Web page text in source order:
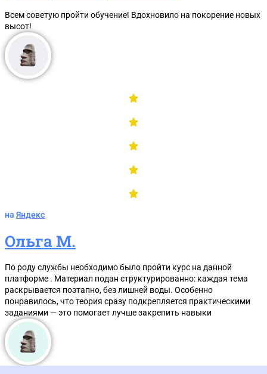
Всем советую пройти обучение! Вдохновило на покорение новых
высот!
на Яндекс
Ольга М.
По роду службы необходимо было пройти курс на данной
платформе . Материал подан структурированно: каждая тема
раскрывается поэтапно, без лишней воды. Особенно
понравилось, что теория сразу подкрепляется практическими
заданиями — это помогает лучше закрепить навыки